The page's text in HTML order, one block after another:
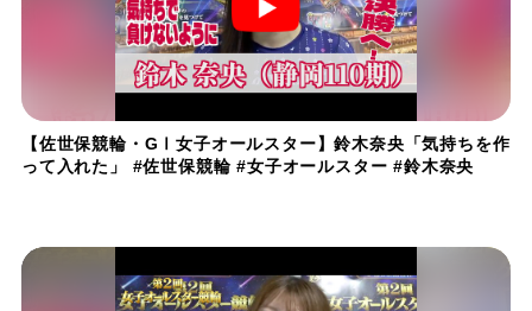
【佐世保競輪・GⅠ女子オールスター】鈴木奈央「気持ちを作
って入れた」 #佐世保競輪 #女子オールスター #鈴木奈央